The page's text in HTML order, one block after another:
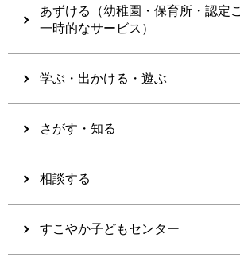
あずける（幼稚園・保育所・認定
一時的なサービス）
学ぶ・出かける・遊ぶ
さがす・知る
相談する
すこやか子どもセンター